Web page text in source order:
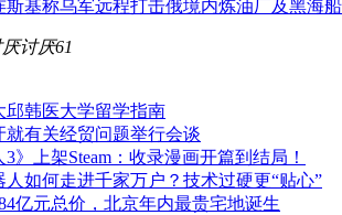
斯基称乌军远程打击俄境内炼油厂及黑海船
讨厌61
邱韩医大学留学指南
就有关经贸问题举行会谈
3》上架Steam：收录漫画开篇到结局！
人如何走进千家万户？技术过硬更“贴心”
亿元总价，北京年内最贵宅地诞生